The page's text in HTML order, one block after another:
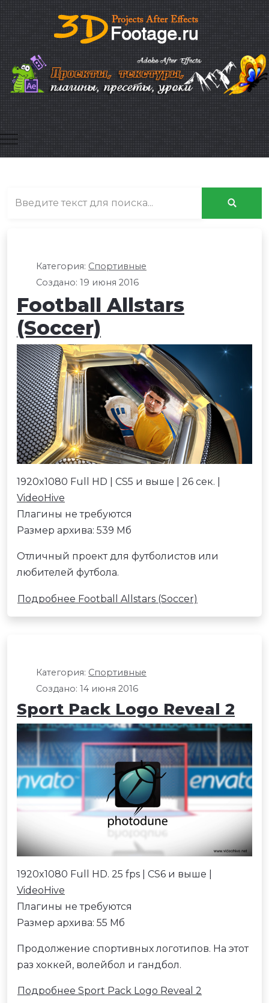
Mobile Menu Toggle
Категория: Спортивные
Создано: 19 июня 2016
Football Allstars
(Soccer)
1920x1080 Full HD | CS5 и выше | 26 сек. |
VideoHive
Плагины не требуются
Размер архива: 539 Мб
Отличный проект для футболистов или
любителей футбола.
Подробнее Football Allstars (Soccer)
Категория: Спортивные
Создано: 14 июня 2016
Sport Pack Logo Reveal 2
1920x1080 Full HD. 25 fps | CS6 и выше |
VideoHive
Плагины не требуются
Размер архива: 55 Мб
Продолжение спортивных логотипов. На этот
раз хоккей, волейбол и гандбол.
Подробнее Sport Pack Logo Reveal 2